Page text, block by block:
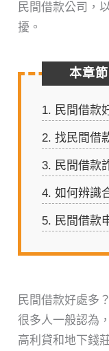
民間借款公司，
擾。
本章
1. 民間借款
2. 找民間借
3. 民間借款
4. 如何辨識
5. 民間借款
民間借款好處多
很多人一般認為
高利貸和地下錢